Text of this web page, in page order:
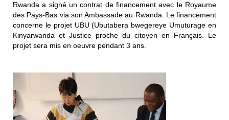
Rwanda a signé un contrat de financement avec le Royaume
des Pays-Bas via son Ambassade au Rwanda. Le financement
concerne le projet UBU (Ubutabera bwegereye Umuturage en
Kinyarwanda et Justice proche du citoyen en Français. Le
projet sera mis en oeuvre pendant 3 ans.